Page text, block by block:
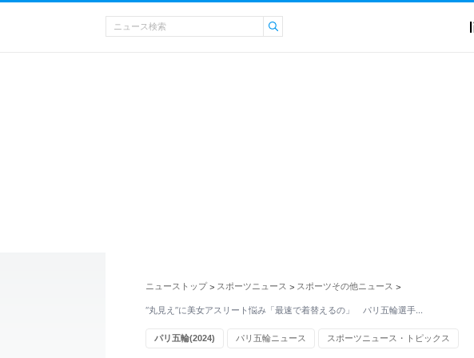
ニューストップ > スポーツニュース > スポーツその他ニュース >
“丸見え”に美女アスリート悩み「最速で着替えるの」 パリ五輪選手…
パリ五輪(2024) パリ五輪ニュース スポーツニュース・トピックス